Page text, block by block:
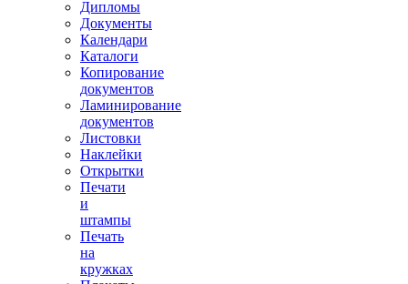
Дипломы
Документы
Календари
Каталоги
Копирование
документов
Ламинирование
документов
Листовки
Наклейки
Открытки
Печати
и
штампы
Печать
на
кружках